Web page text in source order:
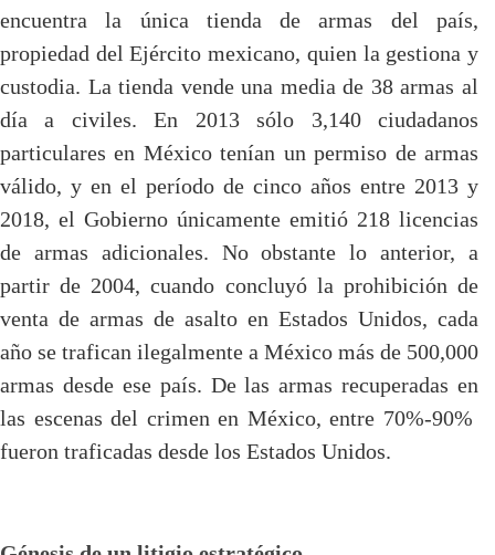
encuentra la única tienda de armas del país,
propiedad del Ejército mexicano, quien la gestiona y
custodia. La tienda vende una media de 38 armas al
día a civiles. En 2013 sólo 3,140 ciudadanos
particulares en México tenían un permiso de armas
válido, y en el período de cinco años entre 2013 y
2018, el Gobierno únicamente emitió 218 licencias
de armas adicionales. No obstante lo anterior, a
partir de 2004, cuando concluyó la prohibición de
venta de armas de asalto en Estados Unidos, cada
año se trafican ilegalmente a México más de 500,000
armas desde ese país. De las armas recuperadas en
las escenas del crimen en México, entre 70%-90%
fueron traficadas desde los Estados Unidos.